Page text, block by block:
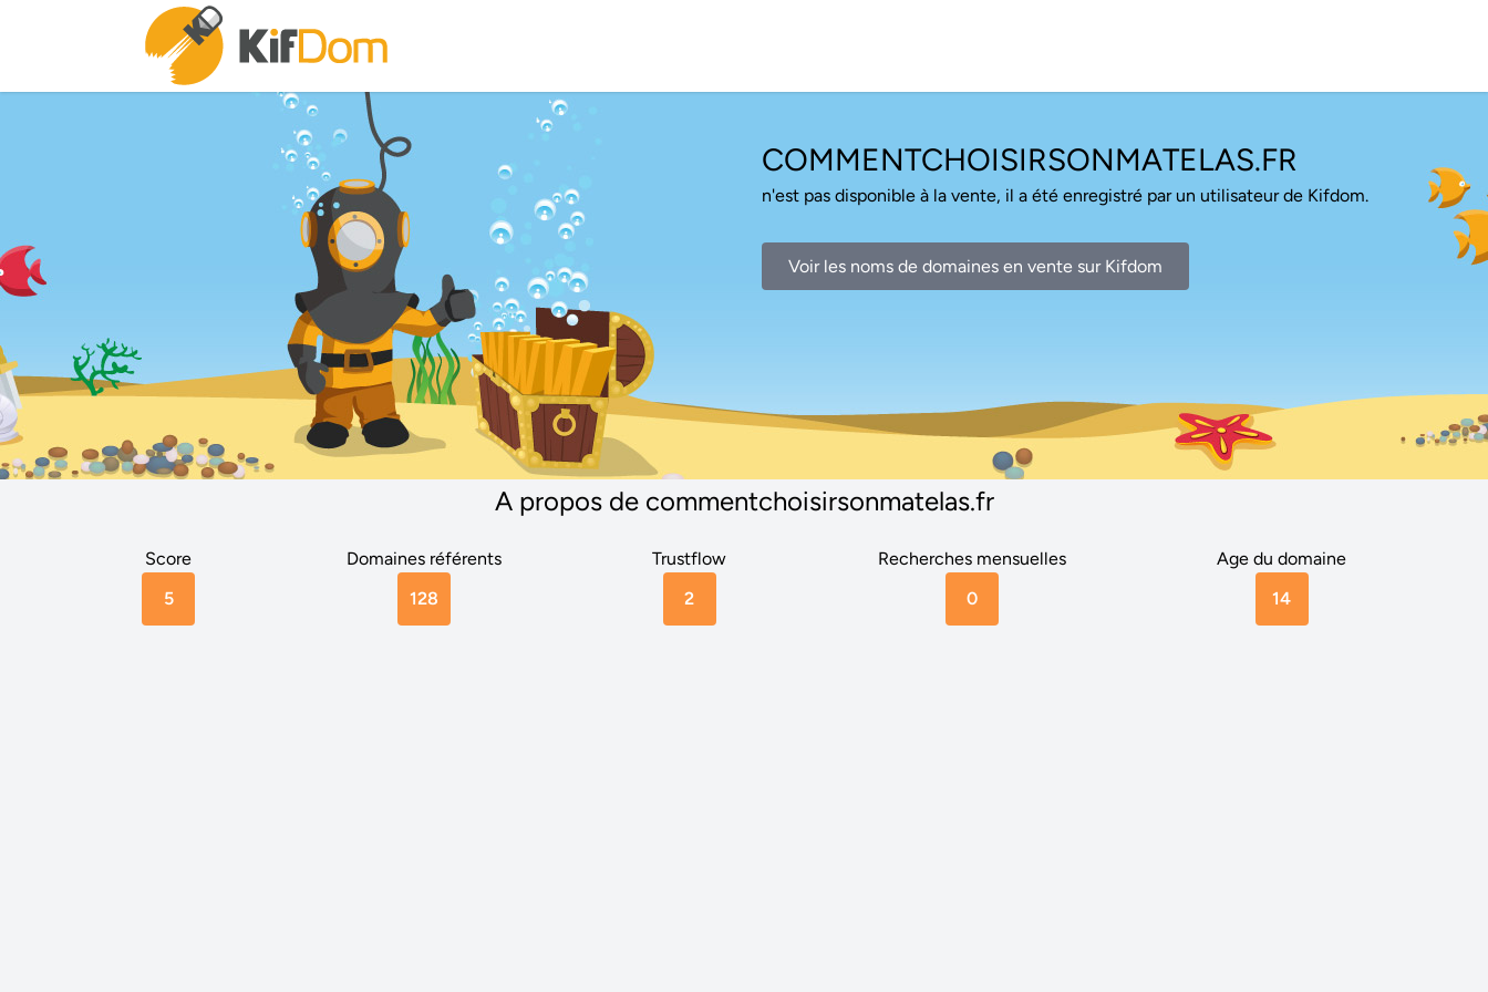
COMMENTCHOISIRSONMATELAS.FR
n'est pas disponible à la vente, il a été enregistré par un utilisateur de Kifdom.
Voir les noms de domaines en vente sur Kifdom
A propos de commentchoisirsonmatelas.fr
Score
5
Domaines référents
128
Trustflow
2
Recherches mensuelles
0
Age du domaine
14